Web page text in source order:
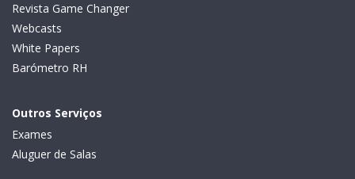
Revista Game Changer
Webcasts
White Papers
Barómetro RH
Outros Serviços
Exames
Aluguer de Salas